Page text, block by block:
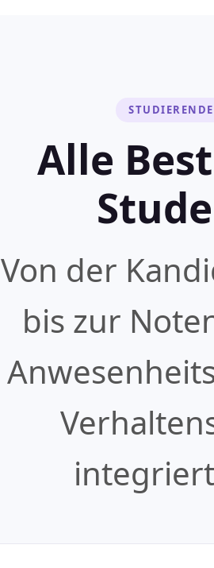
Alle
Von der
bis zur